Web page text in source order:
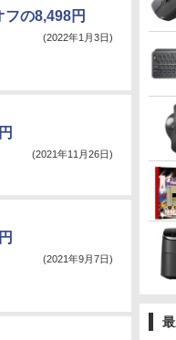
の8,498円
(2022年1月3日)
(2021年11月26日)
(2021年9月7日)